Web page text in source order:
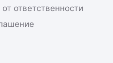
ответственности